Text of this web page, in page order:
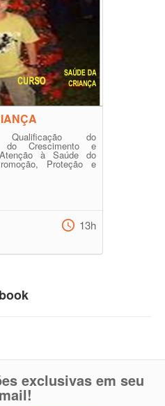
do
do Crescimento e
à Saúde do
Proteção e
13h
exclusivas em seu